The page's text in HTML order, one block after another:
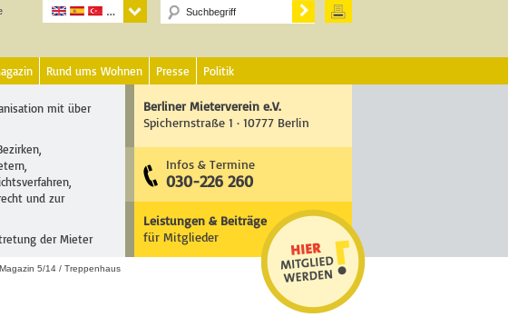
Rund ums Wohnen Presse Politik
mit über
und zur
der Mieter
Berliner Mieterverein e.V.
Spichernstraße 1 · 10777 Berlin
Infos & Termine
030-226 260
Leistungen & Beiträge
für Mitglieder
5/14 / Treppenhaus